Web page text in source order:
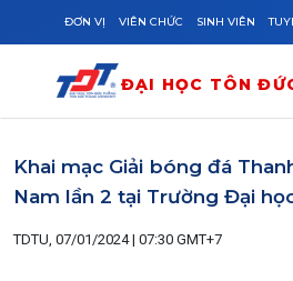
Skip to main content
ĐƠN VỊ VIÊN CHỨC SINH VIÊN
ĐẠI HỌC TÔN
Khai mạc Giải bóng đá
Nam lần 2 tại Trường Đại
TDTU, 07/01/2024 | 07:30 GMT+7